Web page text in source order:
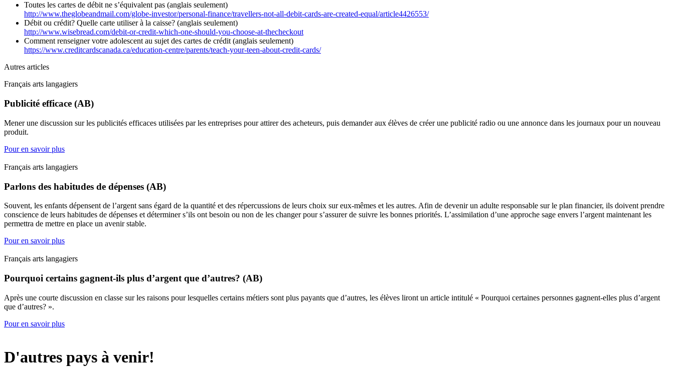
Toutes les cartes de débit ne s’équivalent pas (anglais seulement)
http://www.theglobeandmail.com/globe-investor/personal-finance/travellers-not-all-debit-cards-are-created-equal/article4426553/
Débit ou crédit? Quelle carte utiliser à la caisse? (anglais seulement)
http://www.wisebread.com/debit-or-credit-which-one-should-you-choose-at-thecheckout
Comment renseigner votre adolescent au sujet des cartes de crédit (anglais seulement)
https://www.creditcardscanada.ca/education-centre/parents/teach-your-teen-about-credit-cards/
Autres articles
Français arts langagiers
Publicité efficace (AB)
Mener une discussion sur les publicités efficaces utilisées par les entreprises pour attirer des acheteurs, puis demander aux élèves de créer une publicité radio ou une annonce dans les journaux pour un nouveau
produit.
Pour en savoir plus
Français arts langagiers
Parlons des habitudes de dépenses (AB)
Souvent, les enfants dépensent de l’argent sans égard de la quantité et des répercussions de leurs choix sur eux-mêmes et les autres. Afin de devenir un adulte responsable sur le plan financier, ils doivent prendre
conscience de leurs habitudes de dépenses et déterminer s’ils ont besoin ou non de les changer pour s’assurer de suivre les bonnes priorités. L’assimilation d’une approche sage envers l’argent maintenant les
permettra de mettre en place un avenir stable.
Pour en savoir plus
Français arts langagiers
Pourquoi certains gagnent-ils plus d’argent que d’autres? (AB)
Après une courte discussion en classe sur les raisons pour lesquelles certains métiers sont plus payants que d’autres, les élèves liront un article intitulé « Pourquoi certaines personnes gagnent-elles plus d’argent
que d’autres? ».
Pour en savoir plus
D'autres pays à venir!